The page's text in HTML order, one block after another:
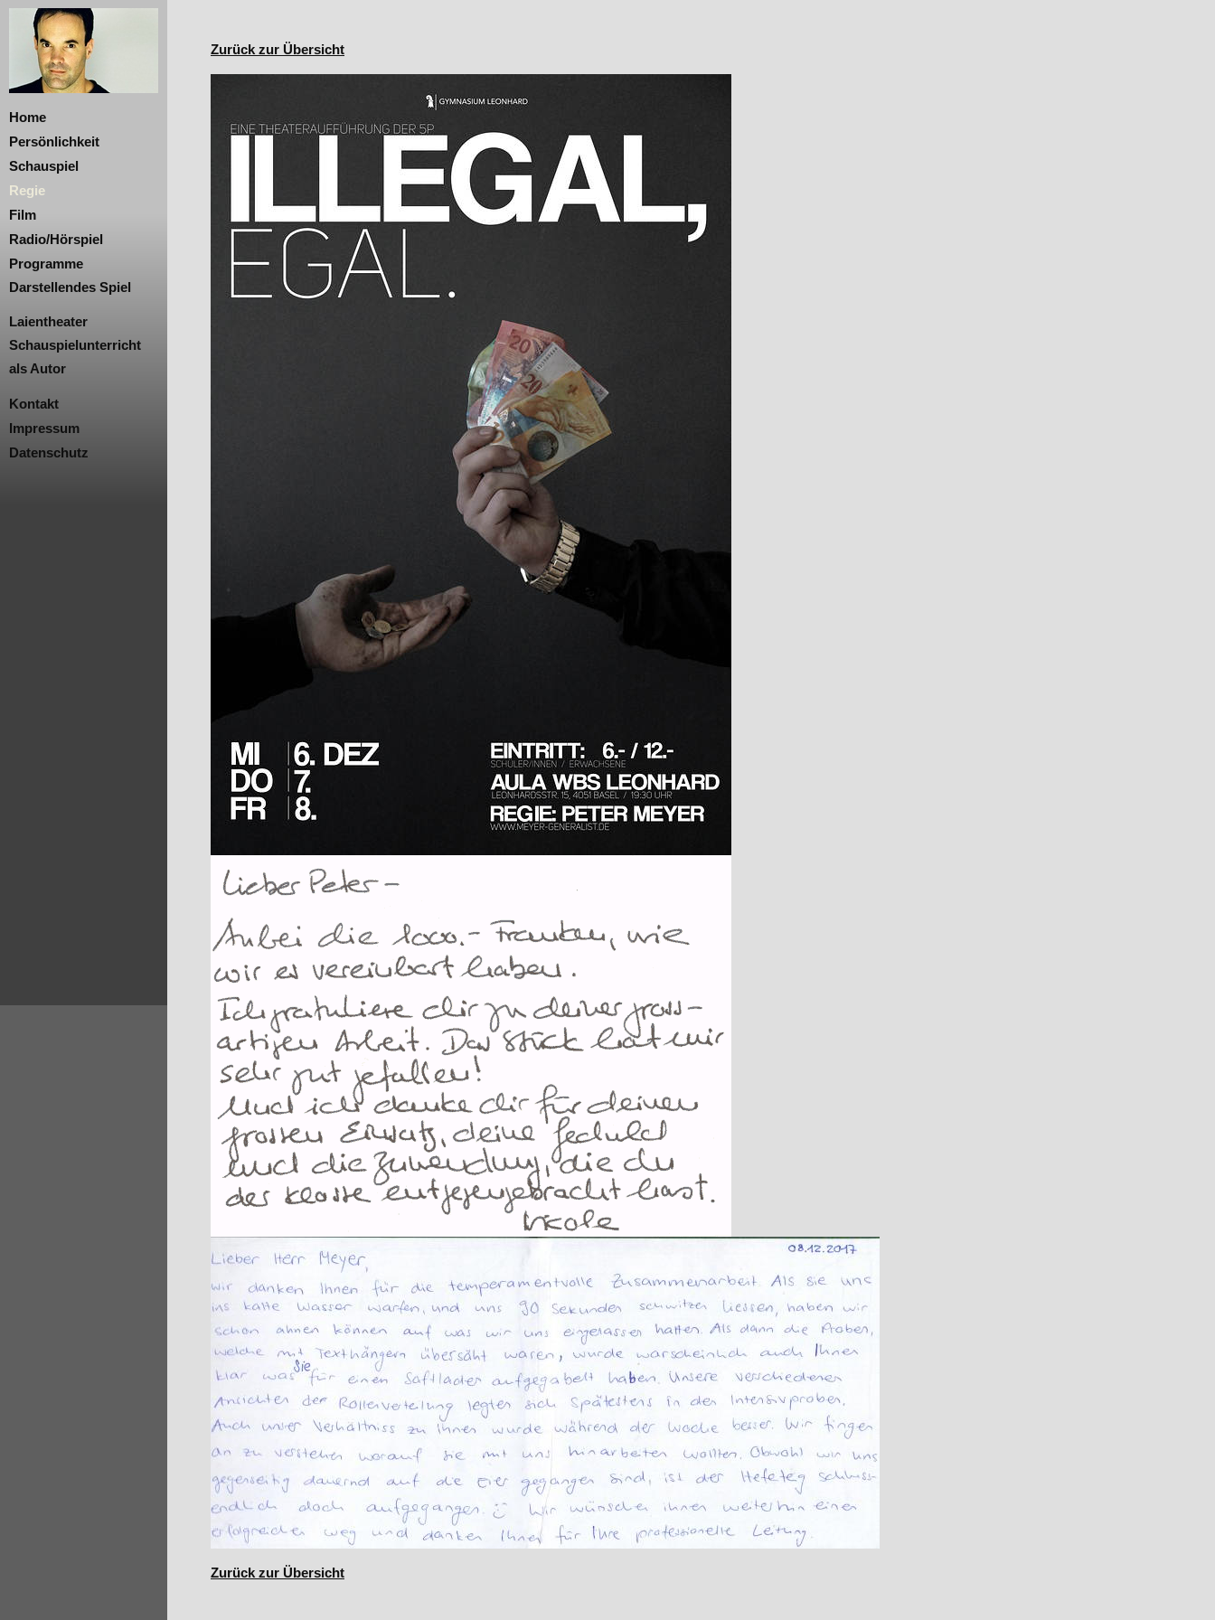
Home
Persönlichkeit
Schauspiel
Regie
Film
Radio/Hörspiel
Programme
Darstellendes Spiel
Laientheater
Schauspielunterricht
als Autor
Kontakt
Impressum
Datenschutz
Zurück zur Übersicht
Zurück zur Übersicht